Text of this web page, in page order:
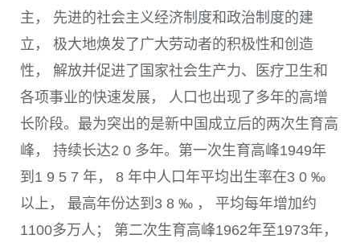
主， 先进的社会主义经济制度和政治制度的建
立， 极大地焕发了广大劳动者的积极性和创造
性， 解放并促进了国家社会生产力、医疗卫生和
各项事业的快速发展， 人口也出现了多年的高增
长阶段。最为突出的是新中国成立后的两次生育高
峰， 持续长达2 0 多年。第一次生育高峰1949年
到 1 9 5 7 年， 8 年中人口年平均出生率在3 0 ‰
以上， 最高年份达到 3 8 ‰ ， 平均每年增加约
1100多万人； 第二次生育高峰1962年至1973年，